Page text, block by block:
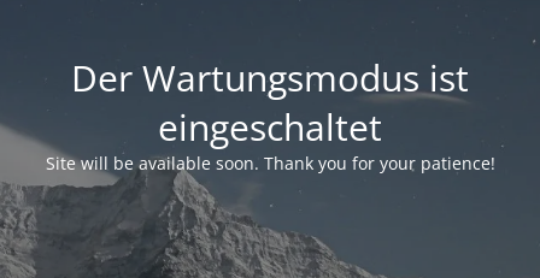
Der Wartungsmodus ist
eingeschaltet
Site will be available soon. Thank you for your patience!